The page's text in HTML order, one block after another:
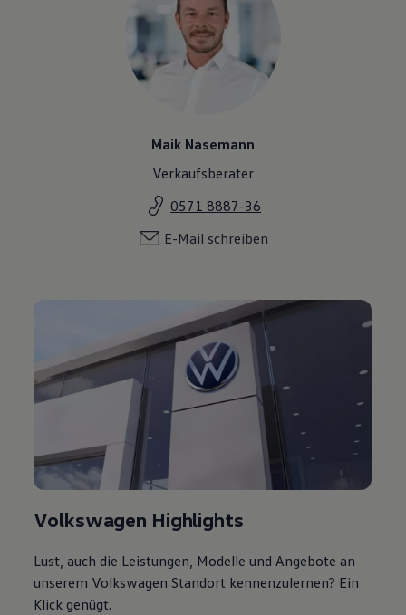
Maik Nasemann
Verkaufsberater
0571 8887-36
E-Mail schreiben
Volkswagen Highlights
Lust, auch die Leistungen, Modelle und Angebote an
unserem Volkswagen Standort kennenzulernen? Ein
Klick genügt.